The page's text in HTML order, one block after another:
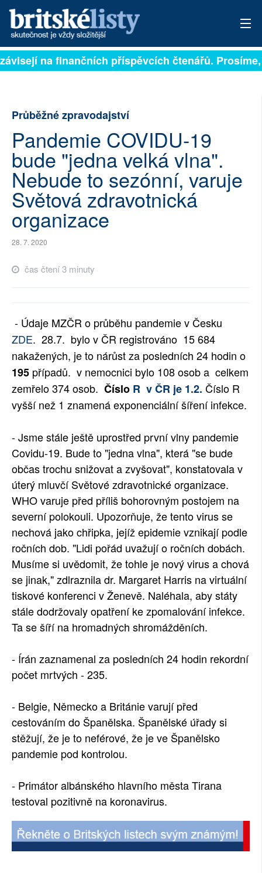
PŘIHLÁSIT
ARCHIV
ROZHOVORY
TÉMATA
NEJČTENĚJŠÍ ZA 7 DNÍ
AUTOŘI
PLNÁ VERZE STRÁNEK
na finančních příspěvcích čtenářů. Prosíme,
Průběžné zpravodajství
Pandemie COVIDU-19
bude "jedna velká vlna".
Nebude to sezónní, varuje
Světová zdravotnická
organizace
28. 7. 2020
čas čtení 3 minuty
- Údaje MZČR o průběhu pandemie v Česku
ZDE. 28.7. bylo v ČR registrováno 15 684
nakažených, je to nárůst za posledních 24 hodin o
195 případů. v nemocnici bylo 108osob a celkem
zemřelo374osob. Číslo R v ČR je 1.2. Číslo R
vyšší než 1 znamená exponenciální šíření infekce.
- Jsme stále ještě uprostřed první vlny pandemie
Covidu-19. Bude to "jedna vlna", která "se bude
občas trochu snižovat a zvyšovat", konstatovala v
úterý mluvčí Světové zdravotnické organizace.
WHO varuje před příliš bohorovným postojem na
severní polokouli. Upozorňuje, že tento virus se
nechová jako chřipka, jejíž epidemie vznikají podle
ročních dob. "Lidi pořád uvažují o ročních dobách.
Musíme si uvědomit, že tohle je nový virus a chová
se jinak," zdlraznila dr. Margaret Harris na virtuální
tiskové konferenci v Ženevě. Naléhala, aby státy
stále dodržovaly opatření ke zpomalování infekce.
Ta se šíří na hromadných shromážděních.
- Írán zaznamenal za posledních 24 hodin rekordní
počet mrtvých - 235.
- Belgie, Německo a Británie varují před
cestováním do Španělska. Španělské úřady si
stěžují, že je to neférové, že je ve Španělsko
pandemie pod kontrolou.
- Primátor albánského hlavního města Tirana
testoval pozitivně na koronavirus.